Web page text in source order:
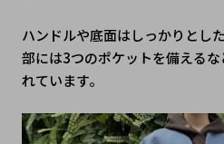
ハンドルや底面はしっかりとし
部には3つのポケットを備える
れています。